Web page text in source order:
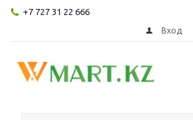
+7 727 31 22 666
Вход